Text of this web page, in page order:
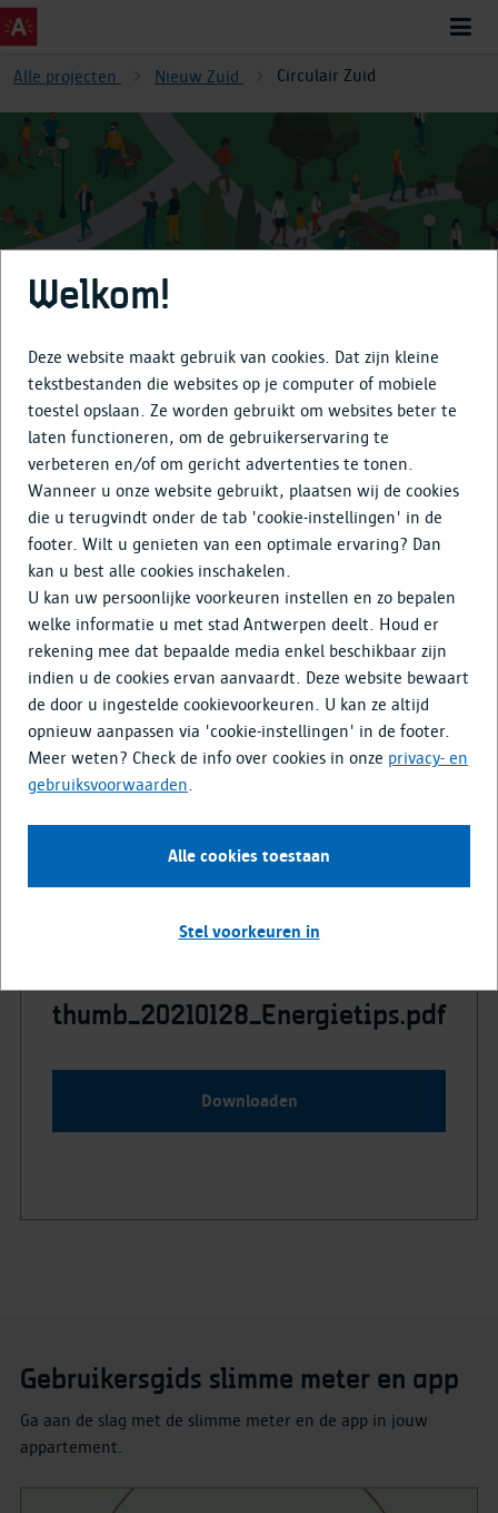
Alle projecten Nieuw Zuid Circulair Zuid
Circulair Zuid
Over
Tijdlijn
Doe mee
Media & Nieuws
Tips voor het energie-experiment
Lees hier waarom het zinvol is om huishoudtoestellen
overdag te laten draaien en bekijk onze laatste tips.
thumb_20210128_Energietips.pdf
Downloaden
Gebruikersgids slimme meter en app
Ga aan de slag met de slimme meter en de app in jouw
appartement.
Welkom!
Deze website maakt gebruik van cookies. Dat zijn kleine
tekstbestanden die websites op je computer of mobiele
toestel opslaan. Ze worden gebruikt om websites beter te
laten functioneren, om de gebruikerservaring te
verbeteren en/of om gericht advertenties te tonen.
Wanneer u onze website gebruikt, plaatsen wij de cookies
die u terugvindt onder de tab 'cookie-instellingen' in de
footer. Wilt u genieten van een optimale ervaring? Dan
kan u best alle cookies inschakelen.
U kan uw persoonlijke voorkeuren instellen en zo bepalen
welke informatie u met stad Antwerpen deelt. Houd er
rekening mee dat bepaalde media enkel beschikbaar zijn
indien u de cookies ervan aanvaardt. Deze website bewaart
de door u ingestelde cookievoorkeuren. U kan ze altijd
opnieuw aanpassen via 'cookie-instellingen' in de footer.
Meer weten? Check de info over cookies in onze privacy- en
gebruiksvoorwaarden.
Alle cookies toestaan
Stel voorkeuren in